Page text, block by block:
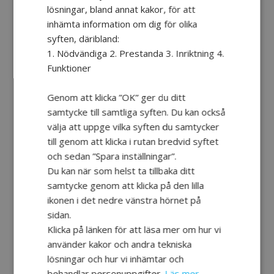
En trygg famn för dig som
anhörig
Hos kommunens anhörigkonsulenter
Möt Mikael Nylander som arbetat i
rollen sedan 2009.
LÄS MER
lösningar, bland annat kakor, för att
inhämta information om dig för olika
syften, däribland:
1. Nödvändiga 2. Prestanda 3. Inriktning 4.
Funktioner
Genom att klicka ”OK” ger du ditt
samtycke till samtliga syften. Du kan också
välja att uppge vilka syften du samtycker
till genom att klicka i rutan bredvid syftet
och sedan ”Spara inställningar”.
Du kan när som helst ta tillbaka ditt
samtycke genom att klicka på den lilla
ikonen i det nedre vänstra hörnet på
sidan.
Klicka på länken för att läsa mer om hur vi
använder kakor och andra tekniska
lösningar och hur vi inhämtar och